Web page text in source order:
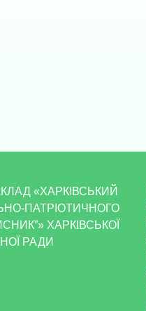
«ХАРКІВСЬКИЙ
ПАТРІОТИЧНОГО
ХАРКІВСЬКОЇ
РАДИ